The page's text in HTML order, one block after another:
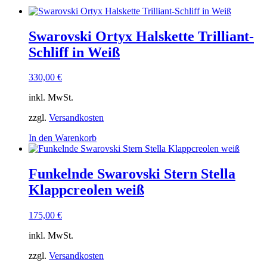
Swarovski Ortyx Halskette Trilliant-
Schliff in Weiß
330,00 €
inkl. MwSt.
zzgl. Versandkosten
In den Warenkorb
Funkelnde Swarovski Stern Stella
Klappcreolen weiß
175,00 €
inkl. MwSt.
zzgl. Versandkosten